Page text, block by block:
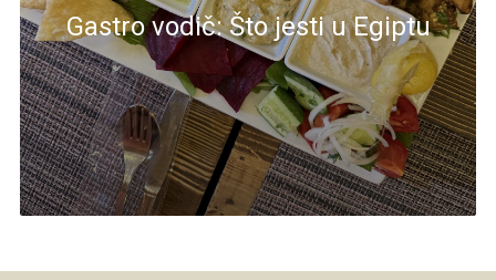
Gastro vodič: Što jesti u Egiptu